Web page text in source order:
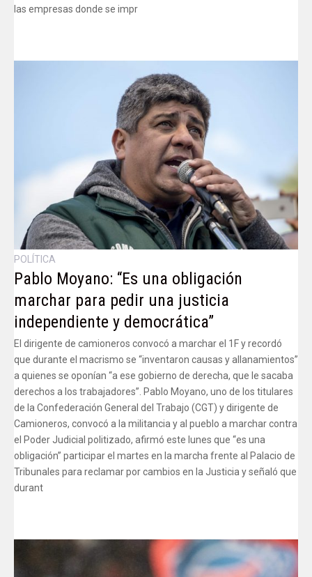
las empresas donde se impr
POLÍTICA
Pablo Moyano: “Es una obligación
marchar para pedir una justicia
independiente y democrática”
El dirigente de camioneros convocó a marchar el 1F y recordó
que durante el macrismo se “inventaron causas y allanamientos”
a quienes se oponían “a ese gobierno de derecha, que le sacaba
derechos a los trabajadores”. Pablo Moyano, uno de los titulares
de la Confederación General del Trabajo (CGT) y dirigente de
Camioneros, convocó a la militancia y al pueblo a marchar contra
el Poder Judicial politizado, afirmó este lunes que “es una
obligación” participar el martes en la marcha frente al Palacio de
Tribunales para reclamar por cambios en la Justicia y señaló que
durant